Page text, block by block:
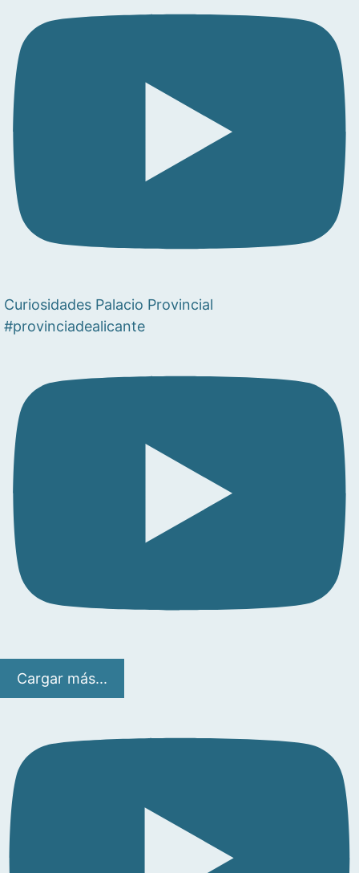
Curiosidades Palacio Provincial
#provinciadealicante
Cargar más...